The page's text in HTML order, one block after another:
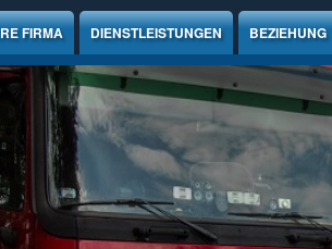
FIRMA DIENSTLEISTUNGEN BEZIEHUNG